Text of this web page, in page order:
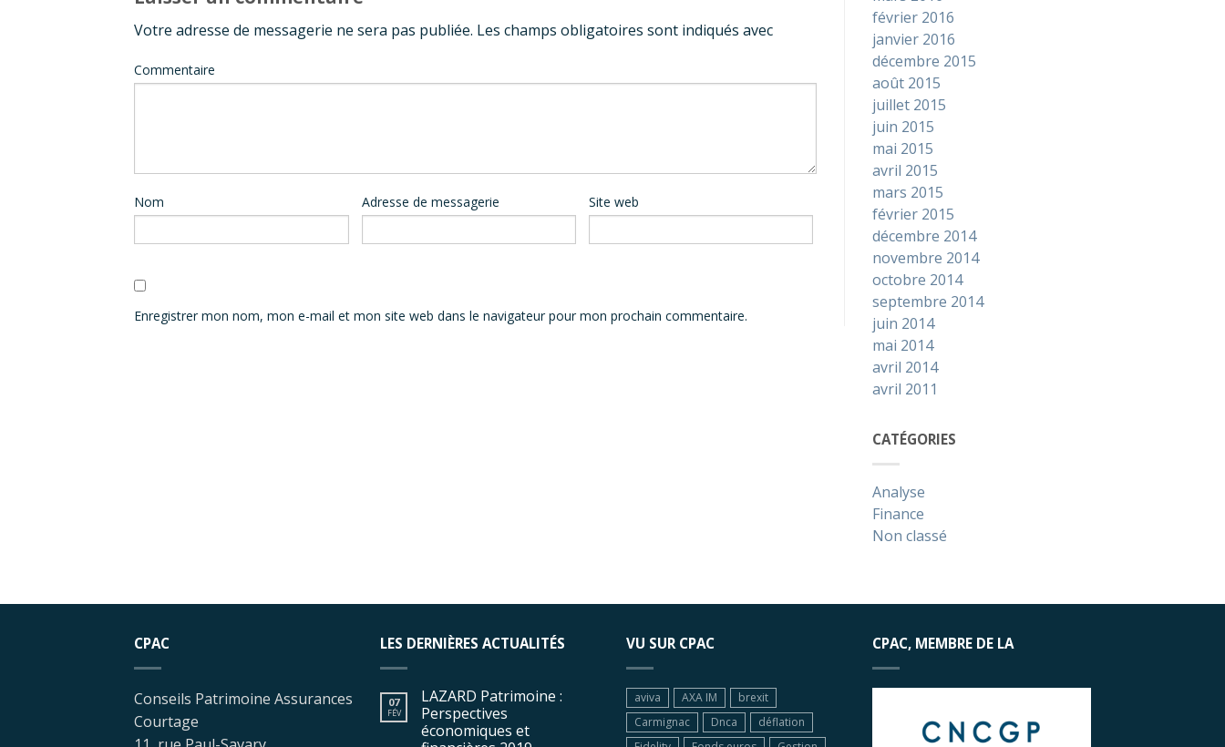
Votre adresse de messagerie ne sera pas publiée. Les champs obligatoires sont indiqués avec
Commentaire
Nom Adresse de messagerie Site web
Enregistrer mon nom, mon e-mail et mon site web dans le navigateur pour mon prochain commentaire.
février 2016
janvier 2016
décembre 2015
août 2015
juillet 2015
juin 2015
mai 2015
avril 2015
mars 2015
février 2015
décembre 2014
novembre 2014
octobre 2014
septembre 2014
juin 2014
mai 2014
avril 2014
avril 2011
CATÉGORIES
Analyse
Finance
Non classé
CPAC
Conseils Patrimoine Assurances
Courtage
LES DERNIÈRES ACTUALITÉS
07
FÉV
LAZARD Patrimoine :
Perspectives
économiques et
VU SUR CPAC
aviva AXA IM
brexit
Carmignac
Dnca
déflation
CPAC, MEMBRE DE LA